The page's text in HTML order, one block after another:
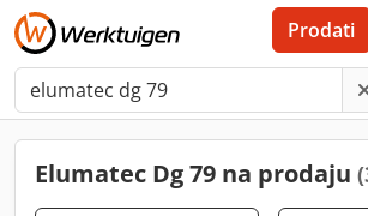
Prodati
Elumatec Dg 79 na prodaju